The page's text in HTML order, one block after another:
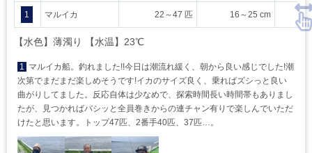
1 マルイカ 22～47 匹 16～25 cm
【水色】薄濁り 【水温】23℃
1 マルイカ船。釣れました!!今日は潮流れ緩く、朝から良い感じでした!潮
次第でまだまだ楽しめそうです!イカのサイズ良く、乗ればズシっと良い
曲がりしてました。反応自体は少なめで、探索時間長い時間帯もありまし
たが、見つかればバシッと全員巻きからの連チャン有りで楽しんでいただ
けたと思います。トップ47匹、2番手40匹、37匹…。